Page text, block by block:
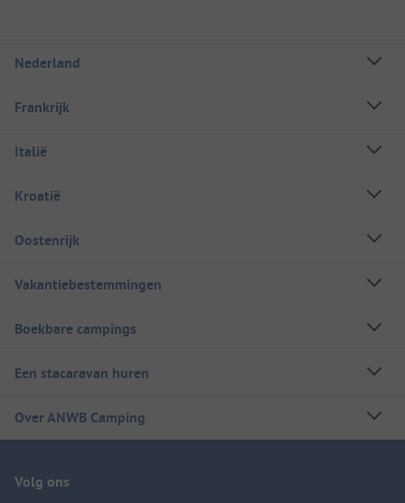
Nederland
Frankrijk
Italië
Kroatië
Oostenrijk
Vakantiebestemmingen
Boekbare campings
Een stacaravan huren
Over ANWB Camping
Volg ons